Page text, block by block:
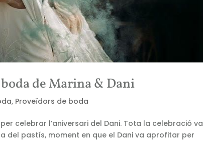
de Marina & Dani
, Proveïdors de boda
celebrar l’aniversari del Dani. Tota la celebració va
del pastís, moment en que el Dani va aprofitar per